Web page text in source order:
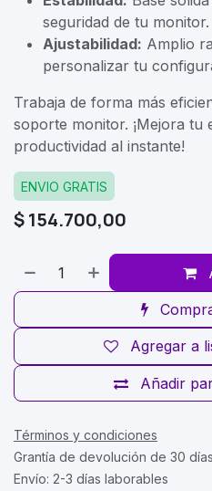
seguridad de tu monitor.
Ajustabilidad: Amplio
personalizar tu
Trabaja de forma más
soporte monitor. ¡Mejora tu
productividad al instante!
ENVIO GRATIS
$154.700,00
Añadir
Agregar a
Términos y condiciones
Grantía de devolución de 30 días
Envío: 2-3 días laborables